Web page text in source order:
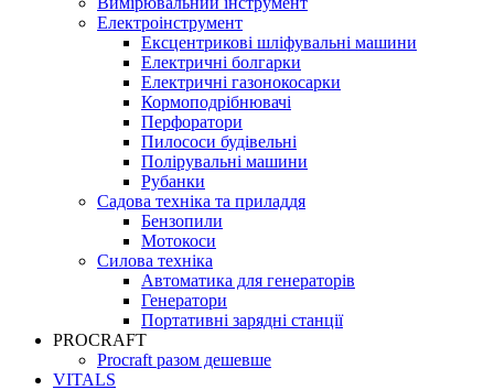
Електроінструмент
Ексцентрикові шліфувальні машини
Електричні болгарки
Електричні газонокосарки
Кормоподрібнювачі
Перфоратори
Пилососи будівельні
Полірувальні машини
Рубанки
Садова техніка та приладдя
Бензопили
Мотокоси
Силова техніка
Автоматика для генераторів
Генератори
Портативні зарядні станції
PROCRAFT
Procraft разом дешевше
VITALS